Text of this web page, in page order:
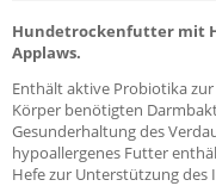
Hundetrockenfutter mit
Applaws.
Enthält aktive Probiotika
Körper benötigten
Gesunderhaltung des
hypoallergenes Futter
Hefe zur Unterstützung des